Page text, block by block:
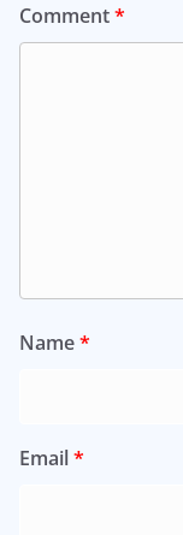
Comment*
Name*
Email*